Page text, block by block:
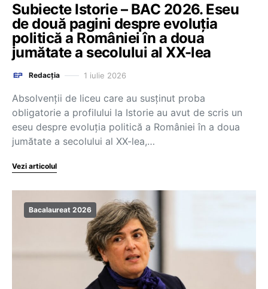
Subiecte Istorie – BAC 2026. Eseu
de două pagini despre evoluția
politică a României în a doua
jumătate a secolului al XX-lea
Redacția 1 iulie 2026
Absolvenții de liceu care au susținut proba
obligatorie a profilului la Istorie au avut de scris un
eseu despre evoluția politică a României în a doua
jumătate a secolului al XX-lea,…
Vezi articolul
Bacalaureat 2026